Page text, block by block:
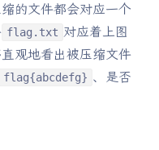
的文件都会对应一个
flag.txt 对应着上图
观地看出被压缩文件
flag{abcdefg} 、是否